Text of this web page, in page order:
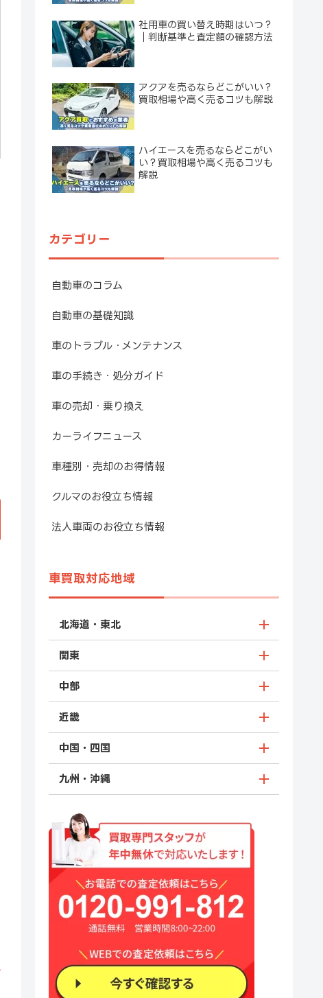
社用車の買い替え時期はいつ？
｜判断基準と査定額の確認方法
アクアを売るならどこがいい？
買取相場や高く売るコツも解説
ハイエースを売るならどこがい
い？買取相場や高く売るコツも
解説
カテゴリー
自動車のコラム
自動車の基礎知識
車のトラブル・メンテナンス
車の手続き・処分ガイド
車の売却・乗り換え
カーライフニュース
車種別・売却のお得情報
クルマのお役立ち情報
法人車両のお役立ち情報
車買取対応地域
北海道・東北
関東
中部
近畿
中国・四国
九州・沖縄